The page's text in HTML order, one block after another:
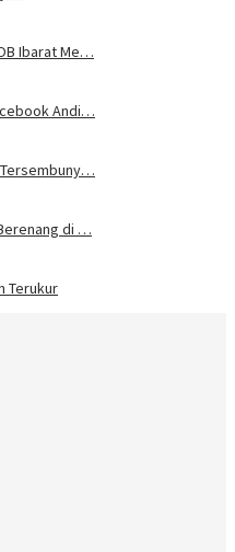
Ibarat Me…
Andi…
Tersembuny…
di …
Terukur